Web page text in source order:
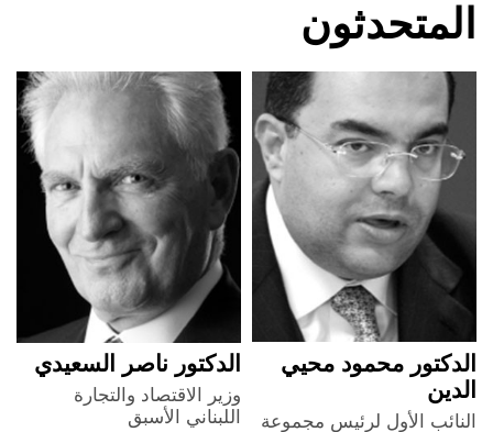
المتحدثون
الدكتور محمود محيي
الدين
النائب الأول لرئيس مجموعة
الدكتور ناصر السعيدي
وزير الاقتصاد والتجارة
اللبناني الأسبق